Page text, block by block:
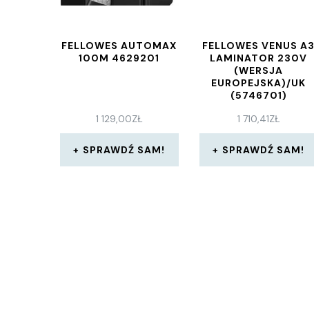
FELLOWES AUTOMAX
100M 4629201
1 129,00ZŁ
SPRAWDŹ SAM!
FELLOWES VENUS A3
LAMINATOR 230V
(WERSJA
EUROPEJSKA)/UK
(5746701)
1 710,41ZŁ
SPRAWDŹ SAM!